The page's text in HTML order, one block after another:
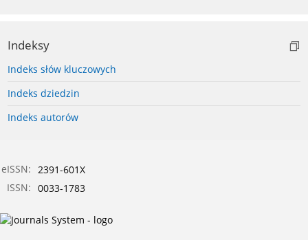
Indeksy
Indeks słów kluczowych
Indeks dziedzin
Indeks autorów
eISSN: 2391-601X
ISSN: 0033-1783